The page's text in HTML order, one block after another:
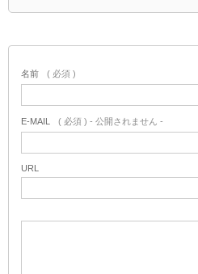
名前 ( 必須 )
E-MAIL ( 必須 ) - 公開されません -
URL